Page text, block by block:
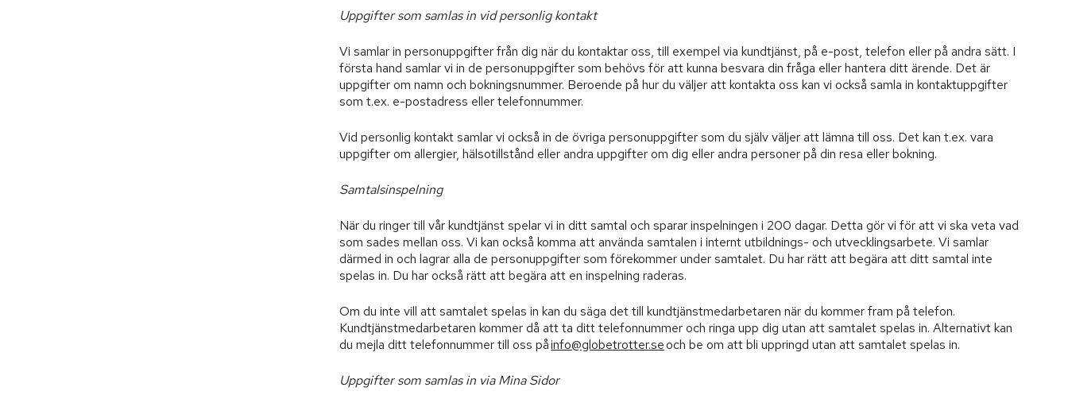
Uppgifter som samlas in vid personlig kontakt
Vi samlar in personuppgifter från dig när du kontaktar oss, till exempel via kundtjänst, på e-post, telefon eller på andra sätt. I
första hand samlar vi in de personuppgifter som behövs för att kunna besvara din fråga eller hantera ditt ärende. Det är
uppgifter om namn och bokningsnummer. Beroende på hur du väljer att kontakta oss kan vi också samla in kontaktuppgifter
som t.ex. e-postadress eller telefonnummer.
Vid personlig kontakt samlar vi också in de övriga personuppgifter som du själv väljer att lämna till oss. Det kan t.ex. vara
uppgifter om allergier, hälsotillstånd eller andra uppgifter om dig eller andra personer på din resa eller bokning.
Samtalsinspelning
När du ringer till vår kundtjänst spelar vi in ditt samtal och sparar inspelningen i 200 dagar. Detta gör vi för att vi ska veta vad
som sades mellan oss. Vi kan också komma att använda samtalen i internt utbildnings- och utvecklingsarbete. Vi samlar
därmed in och lagrar alla de personuppgifter som förekommer under samtalet. Du har rätt att begära att ditt samtal inte
spelas in. Du har också rätt att begära att en inspelning raderas.
Om du inte vill att samtalet spelas in kan du säga det till kundtjänstmedarbetaren när du kommer fram på telefon.
Kundtjänstmedarbetaren kommer då att ta ditt telefonnummer och ringa upp dig utan att samtalet spelas in. Alternativt kan
du mejla ditt telefonnummer till oss påinfo@globetrotter.seoch be om att bli uppringd utan att samtalet spelas in.
Uppgifter som samlas in via Mina Sidor